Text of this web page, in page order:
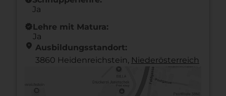
Ja
new_releasesLehre mit Matura:
Ja
location_on Ausbildungsstandort:
3860 Heidenreichstein, Nieder­österreich